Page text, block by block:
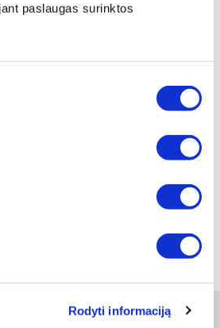
paslaugas surinktos
Rodyti informaciją